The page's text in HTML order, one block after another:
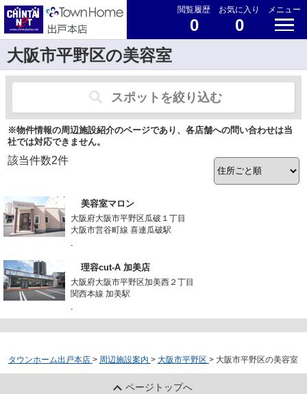
閲覧履歴
0
お気に入り
0
メニュー
大阪市平野区の美容室
スポットを絞り込む
※物件情報の周辺施設紹介のページであり、各店舗への問い合わせは当
社では対応できません。
該当件数2件
美容室マロン
大阪府大阪市平野区瓜破１丁目
大阪市営谷町線 喜連瓜破駅
-
理容cut-A 加美店
大阪府大阪市平野区加美西２丁目
関西本線 加美駅
-
タウンホーム出戸本店 > 周辺施設案内 > 大阪市平野区 > 大阪市平野区の美容室
ページトップへ